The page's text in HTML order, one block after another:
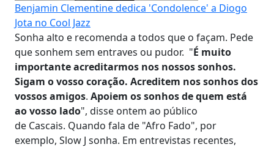
Benjamin Clementine dedica 'Condolence' a Diogo
Jota no Cool Jazz
Sonha alto e recomenda a todos que o façam. Pede
que sonhem sem entraves ou pudor. "É muito
importante acreditarmos nos nossos sonhos.
Sigam o vosso coração. Acreditem nos sonhos dos
vossos amigos. Apoiem os sonhos de quem está
ao vosso lado", disse ontem ao público
de Cascais. Quando fala de "Afro Fado", por
exemplo, Slow J sonha. Em entrevistas recentes,